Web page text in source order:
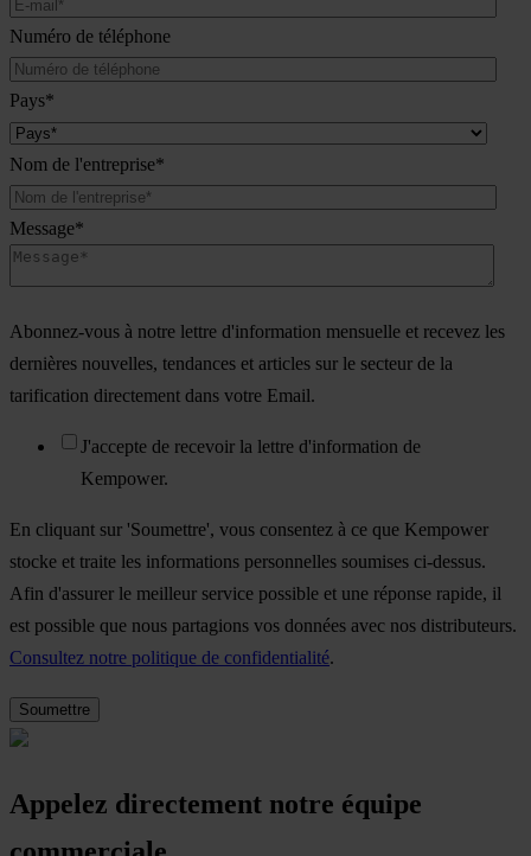
Numéro de téléphone
Pays*
Nom de l'entreprise*
Message*
Abonnez-vous à notre lettre d'information mensuelle et recevez les
dernières nouvelles, tendances et articles sur le secteur de la
tarification directement dans votre Email.
J'accepte de recevoir la lettre d'information de
Kempower.
En cliquant sur 'Soumettre', vous consentez à ce que Kempower
stocke et traite les informations personnelles soumises ci-dessus.
Afin d'assurer le meilleur service possible et une réponse rapide, il
est possible que nous partagions vos données avec nos distributeurs.
Consultez notre politique de confidentialité.
Appelez directement notre équipe